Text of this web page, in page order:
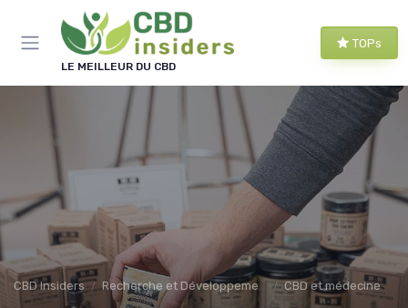
LE MEILLEUR DU CBD
TOPs
CBD Insiders Recherche et Développement en CBD CBD et médecine
Panneau de gestion des cookies